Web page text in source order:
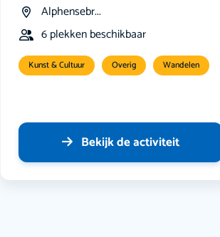
Alphensebr...
6 plekken beschikbaar
Kunst & Cultuur Overig Wandelen
Bekijk de activiteit